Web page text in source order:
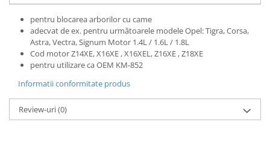
pentru blocarea arborilor cu came
adecvat de ex. pentru următoarele modele Opel: Tigra, Corsa,
Astra, Vectra, Signum Motor 1.4L / 1.6L / 1.8L
Cod motor Z14XE, X16XE , X16XEL, Z16XE , Z18XE
pentru utilizare ca OEM KM-852
Informatii conformitate produs
Review-uri(0)